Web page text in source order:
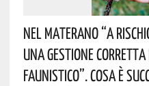
Nel Materano “a
Una Gestione
Faunistico”. Cosa È